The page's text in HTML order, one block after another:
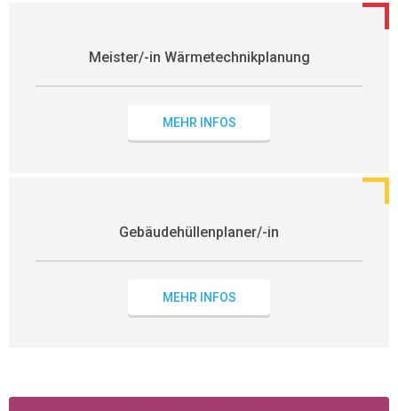
Meister/-in Wärmetechnikplanung
MEHR INFOS
Gebäudehüllenplaner/-in
MEHR INFOS